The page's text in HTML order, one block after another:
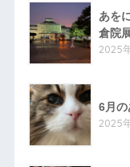
あを
倉院
2025
6月の
2025